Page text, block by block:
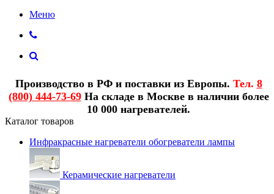
Меню
Производство в РФ и поставки из Европы. Тел. 8
(800) 444-73-69На складе в Москве в наличии более
10 000 нагревателей.
Каталог товаров
Инфракрасные нагреватели обогреватели лампы
Керамические нагреватели